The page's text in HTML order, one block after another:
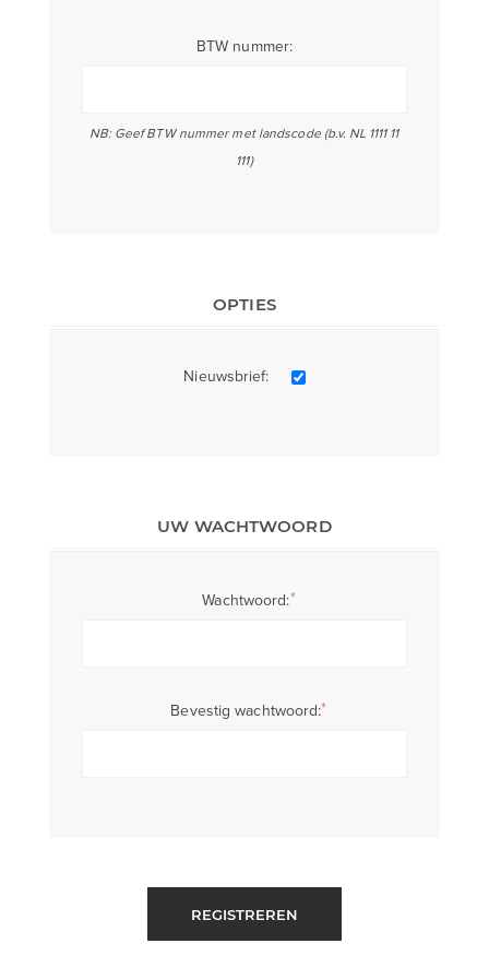
BTW nummer:
NB: Geef BTW nummer met landscode (b.v. NL 1111 11
111)
OPTIES
Nieuwsbrief:
UW WACHTWOORD
Wachtwoord:*
Bevestig wachtwoord:*
REGISTREREN